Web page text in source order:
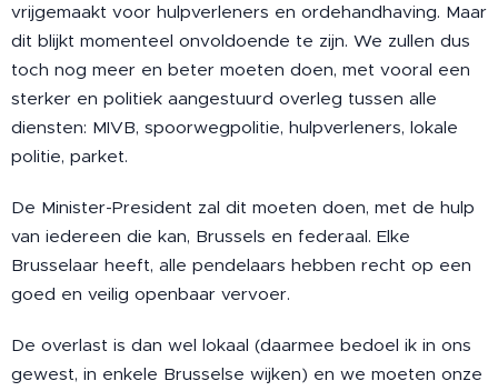
vrijgemaakt voor hulpverleners en ordehandhaving. Maar
dit blijkt momenteel onvoldoende te zijn. We zullen dus
toch nog meer en beter moeten doen, met vooral een
sterker en politiek aangestuurd overleg tussen alle
diensten: MIVB, spoorwegpolitie, hulpverleners, lokale
politie, parket.
De Minister-President zal dit moeten doen, met de hulp
van iedereen die kan, Brussels en federaal. Elke
Brusselaar heeft, alle pendelaars hebben recht op een
goed en veilig openbaar vervoer.
De overlast is dan wel lokaal (daarmee bedoel ik in ons
gewest, in enkele Brusselse wijken) en we moeten onze